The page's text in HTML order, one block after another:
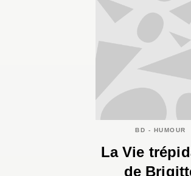
BD - HUMOUR
La Vie
de